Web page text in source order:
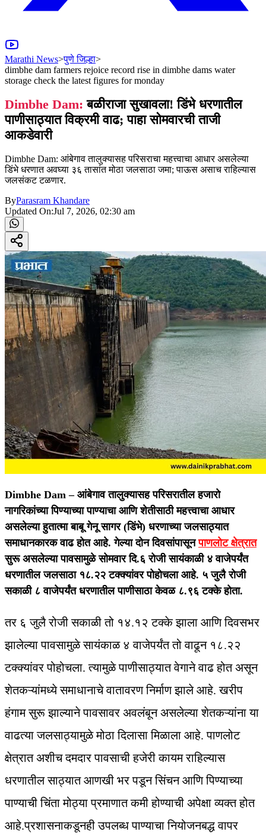
Marathi News>पुणे जिल्हा>
dimbhe dam farmers rejoice record rise in dimbhe dams water
storage check the latest figures for monday
Dimbhe Dam: बळीराजा सुखावला! डिंभे धरणातील
पाणीसाठ्यात विक्रमी वाढ; पाहा सोमवारची ताजी
आकडेवारी
Dimbhe Dam: आंबेगाव तालुक्यासह परिसराचा महत्त्वाचा आधार असलेल्या
डिंभे धरणात अवघ्या ३६ तासांत मोठा जलसाठा जमा; पाऊस असाच राहिल्यास
जलसंकट टळणार.
ByParasram Khandare
Updated On:Jul 7, 2026, 02:30 am
Dimbhe Dam –आंबेगाव तालुक्यासह परिसरातील हजारो
नागरिकांच्या पिण्याच्या पाण्याचा आणि शेतीसाठी महत्त्वाचा आधार
असलेल्या हुतात्मा बाबू गेनू सागर (डिंभे) धरणाच्या जलसाठ्यात
समाधानकारक वाढ होत आहे. गेल्या दोन दिवसांपासूनपाणलोट क्षेत्रात
सुरू असलेल्या पावसामुळे सोमवार दि.६ रोजी सायंकाळी ४ वाजेपर्यंत
धरणातील जलसाठा १८.२२ टक्क्यांवर पोहोचला आहे. ५ जुलै रोजी
सकाळी ८ वाजेपर्यंत धरणातील पाणीसाठा केवळ ८.९६ टक्के होता.
तर ६ जुलै रोजी सकाळी तो १४.१२ टक्के झाला आणि दिवसभर
झालेल्या पावसामुळे सायंकाळ ४ वाजेपर्यंत तो वाढून १८.२२
टक्क्यांवर पोहोचला. त्यामुळे पाणीसाठ्यात वेगाने वाढ होत असून
शेतकऱ्यांमध्ये समाधानाचे वातावरण निर्माण झाले आहे. खरीप
हंगाम सुरू झाल्याने पावसावर अवलंबून असलेल्या शेतकऱ्यांना या
वाढत्या जलसाठ्यामुळे मोठा दिलासा मिळाला आहे. पाणलोट
क्षेत्रात अशीच दमदार पावसाची हजेरी कायम राहिल्यास
धरणातील साठ्यात आणखी भर पडून सिंचन आणि पिण्याच्या
पाण्याची चिंता मोठ्या प्रमाणात कमी होण्याची अपेक्षा व्यक्त होत
आहे.प्रशासनाकडूनही उपलब्ध पाण्याचा नियोजनबद्ध वापर